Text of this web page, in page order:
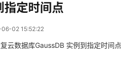
海，通达全球！
“一云
国产操
指定时间点
02 15:52:22
云数据库GaussDB 实例到指定时间点